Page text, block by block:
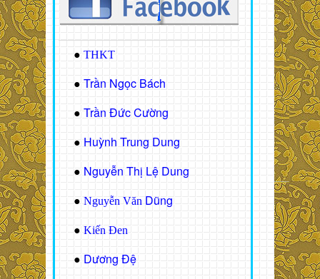
● THKT
● Trần Ngọc Bách
● Trần Đức Cường
● Huỳnh Trung Dung
● Nguyễn Thị Lệ Dung
● Nguyễn Văn Dũng
● Kiến Đen
● Dương Đệ